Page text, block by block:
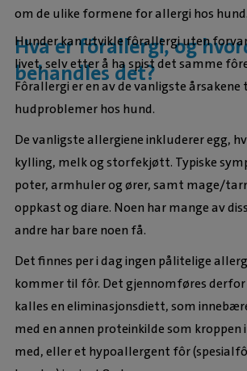
om de ulike formene for allergi hos hund.
Hva er fôrallergi, og
behandles det?
Hunder kan utvikle fôrallergi uten
livet, selv etter å ha spist det samme
Fôrallergi er en av de vanligste årsakene
hudproblemer hos hund.
De vanligste allergiene inkluderer egg,
kylling, melk og storfekjøtt. Typiske
poter, armhuler og ører, samt mage/
oppkast og diare. Noen har mange av
andre har bare noen få.
Det finnes per i dag ingen pålitelige
kommer til fôr. Det gjennomføres derfor
kalles en eliminasjonsdiett, som
med en annen proteinkilde som kroppen
med, eller et hypoallergent fôr